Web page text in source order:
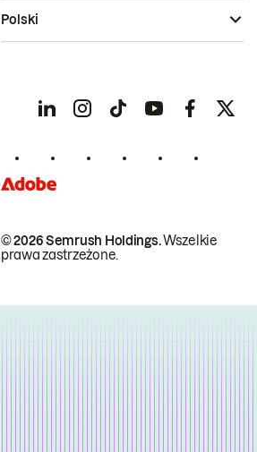
© 2026 Semrush Holdings.Wszelkie
prawa zastrzeżone.
Polski